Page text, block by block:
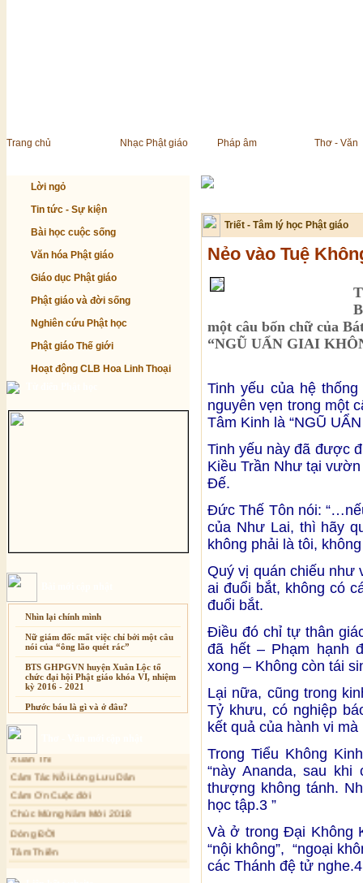
Trang chủ Nhạc Phật giáo Pháp âm Thơ - Văn
Lời ngỏ
Tin tức - Sự kiện
Bài học cuộc sống
Văn hóa Phật giáo
Giáo dục Phật giáo
Phật giáo và đời sống
Nghiên cứu Phật học
Phật giáo Thế giới
Hoạt động CLB Hoa Linh Thoại
Nhìn lại chính mình
Nữ giám đốc mất việc chỉ bởi một câu
nói của “ông lão quét rác”
BTS GHPGVN huyện Xuân Lộc tổ
chức đại hội Phật giáo khóa VI, nhiệm
kỳ 2016 - 2021
Phước báu là gì và ở đâu?
Sự thương-ghét của con người
Nỗi lòng của các bệnh nhân nghèo
An Giang: Tịnh thất Quy Nguyên
phát quà từ thiện tại xã Cư Yang
Tịnh xá Ngọc Đăng khai giảng Thiền
dành cho Người bận rộn
Xuân Thi
Cảm Tác Nỗi Lòng Lưu Dân
Cảm Ơn Cuộc đời
Chúc Mừng Năm Mới 2018
Dòng ĐỜI
Tâm Thiền
Chuông Ngân
Triết - Tâm lý học Phật giáo
Nẻo vào Tuệ
một câu bốn chữ của
“NGŨ UẨN GIAI
Tinh yếu của hệ
nguyên vẹn trong một
Tâm Kinh là “NGŨ
Tinh yếu này đã được
Kiều Trần Như tại
Đế.
Đức Thế Tôn nói:
của Như Lai, thì hãy
không phải là tôi,
Quý vị quán chiếu như
ai đuổi bắt, không có
đuổi bắt.
Điều đó chỉ tự thân
đã hết – Phạm hạnh
xong – Không còn tái
Lại nữa, cũng trong
Tỷ khưu, có nghiệp
kết quả của hành vi
Trong Tiểu Không
“này Ananda, sau
thượng không tánh.
học tập.3 ”
Và ở trong Đại Không
“nội không”, “ngoại
các Thánh đệ tử nghe.4